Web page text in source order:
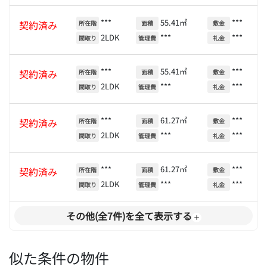
契約済み 所在階 ***
間取り 2LDK
面積 55.41㎡
管理費 ***
敷金 ***
礼金 ***
契約済み 所在階 ***
間取り 2LDK
面積 55.41㎡
管理費 ***
敷金 ***
礼金 ***
契約済み 所在階 ***
間取り 2LDK
面積 61.27㎡
管理費 ***
敷金 ***
礼金 ***
契約済み 所在階 ***
間取り 2LDK
面積 61.27㎡
管理費 ***
敷金 ***
礼金 ***
その他(全7件)を全て表示する
似た条件の物件